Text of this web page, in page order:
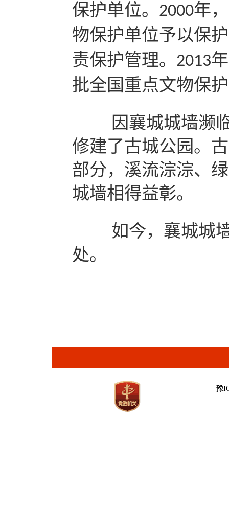
保护单位。 2000年
物保护单位予以保
责保护管理。 2013年
批全国重点文物保
因襄城城墙濒
修建了古城公园。
部分，溪流淙淙、
城墙相得益彰。
如今，襄城城
处。
豫